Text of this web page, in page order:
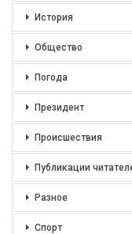
История
Общество
Погода
Президент
Происшествия
Публикации
Разное
Спорт